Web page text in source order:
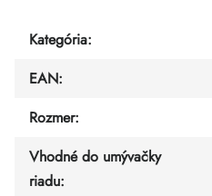
Kategória:
EAN:
Rozmer:
Vhodné do umývačky
riadu: